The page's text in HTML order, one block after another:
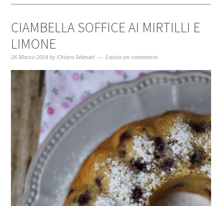
CIAMBELLA SOFFICE AI MIRTILLI E
LIMONE
26 Marzo 2014 byChiara Selenati Lascia un commento